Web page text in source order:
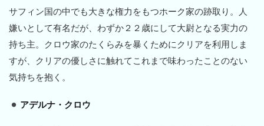
サフィン国の中でも大きな権力をもつホーク家の跡取り。人
嫌いとして有名だが、わずか２２歳にして大尉となる実力の
持ち主。クロウ家のたくらみを暴くためにクリアを利用しま
すが、クリアの優しさに触れてこれまで味わったことのない
気持ちを抱く。
アデルナ・クロウ